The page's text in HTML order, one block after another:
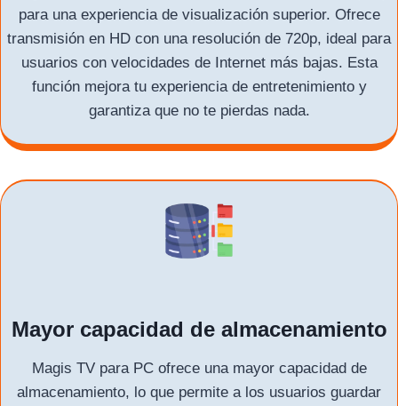
para una experiencia de visualización superior. Ofrece
transmisión en HD con una resolución de 720p, ideal para
usuarios con velocidades de Internet más bajas. Esta
función mejora tu experiencia de entretenimiento y
garantiza que no te pierdas nada.
Mayor capacidad de almacenamiento
Magis TV para PC ofrece una mayor capacidad de
almacenamiento, lo que permite a los usuarios guardar